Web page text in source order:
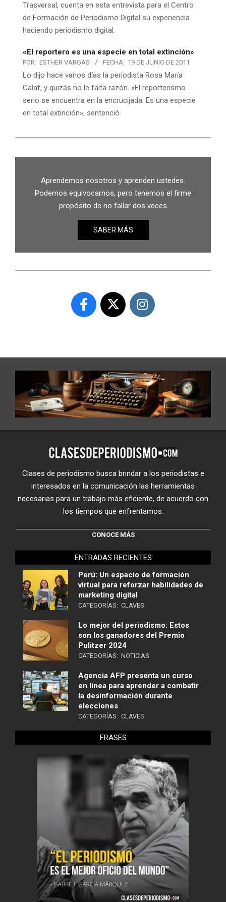
Trasversal, cuenta en esta entrevista para el Centro
de Formación de Periodismo Digital su experiencia
haciendo periodismo digital.
«El reportero es una especie en total extinción»
POR: ESTHER VARGAS FECHA: 19 DE JUNIO DE 2011
Lo dijo hace varios días la periodista Rosa María
Calaf, y quizás no le falta razón. «El reporterismo
serio se encuentra en la encrucijada. Es una especie
en total extinción», sentenció.
Aprendemos nosotros y aprenden ustedes.
Podemos equivocarnos, pero tenemos el firme
propósito de no fallar dos veces
SABER MÁS
Clases de periodismo busca brindar a los periodistas e
interesados en la comunicación las herramientas
necesarias para un trabajo más eficiente, de acuerdo con
los tiempos que enfrentamos.
CONOCE MÁS
ENTRADAS RECIENTES
Perú: Un espacio de formación
virtual para reforzar habilidades de
marketing digital
CATEGORÍAS: CLAVES
Lo mejor del periodismo: Estos
son los ganadores del Premio
Pulitzer 2024
CATEGORÍAS: NOTICIAS
Agencia AFP presenta un curso
en línea para aprender a combatir
la desinformación durante
elecciones
CATEGORÍAS: CLAVES
FRASES